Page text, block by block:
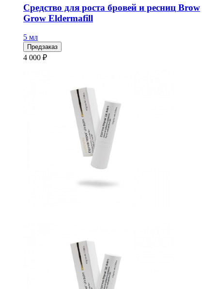
Средство для роста бровей и ресниц Brow
Grow Eldermafill
5 мл
Предзаказ
4 000 ₽